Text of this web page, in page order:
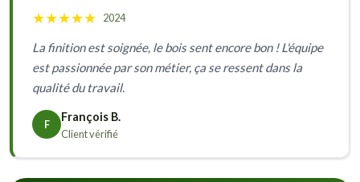
★★★★★ 2024
La finition est soignée, le bois sent encore bon ! L'équipe
est passionnée par son métier, ça se ressent dans la
qualité du travail.
F
François B.
Client vérifié